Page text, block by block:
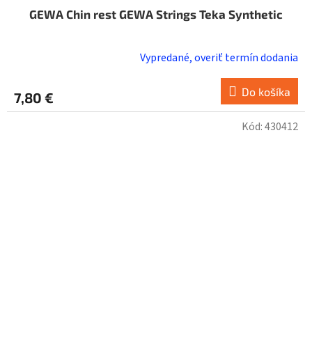
GEWA Chin rest GEWA Strings Teka Synthetic
Vypredané, overiť termín dodania
7,80 € Do košíka
Kód:430412